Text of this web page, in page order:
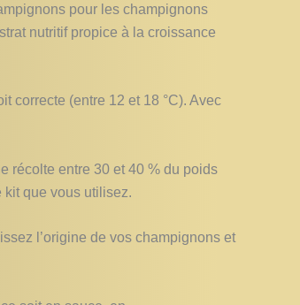
pour les champignons
nutritif propice à la croissance
correcte (entre 12 et 18 °C). Avec
récolte entre 30 et 40 % du poids
kit que vous utilisez.
l’origine de vos champignons et